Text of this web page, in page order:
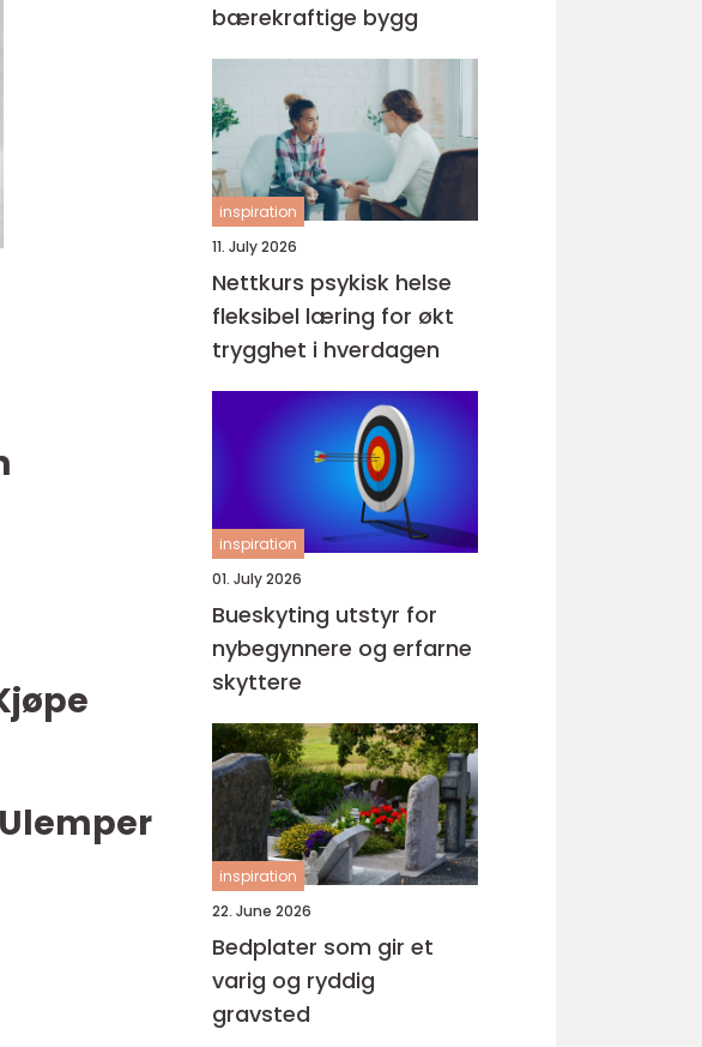
bærekraftige bygg
inspiration
11. July 2026
Nettkurs psykisk helse
fleksibel læring for økt
trygghet i hverdagen
inspiration
01. July 2026
Bueskyting utstyr for
nybegynnere og erfarne
skyttere
inspiration
22. June 2026
Bedplater som gir et
varig og ryddig
gravsted